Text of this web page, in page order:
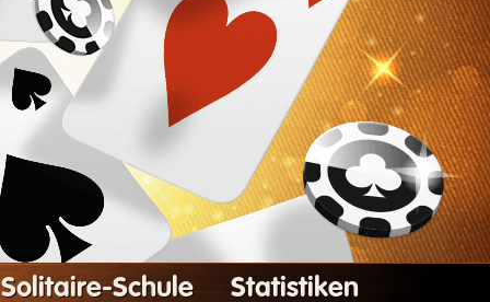
Solitaire-Schule Statistiken